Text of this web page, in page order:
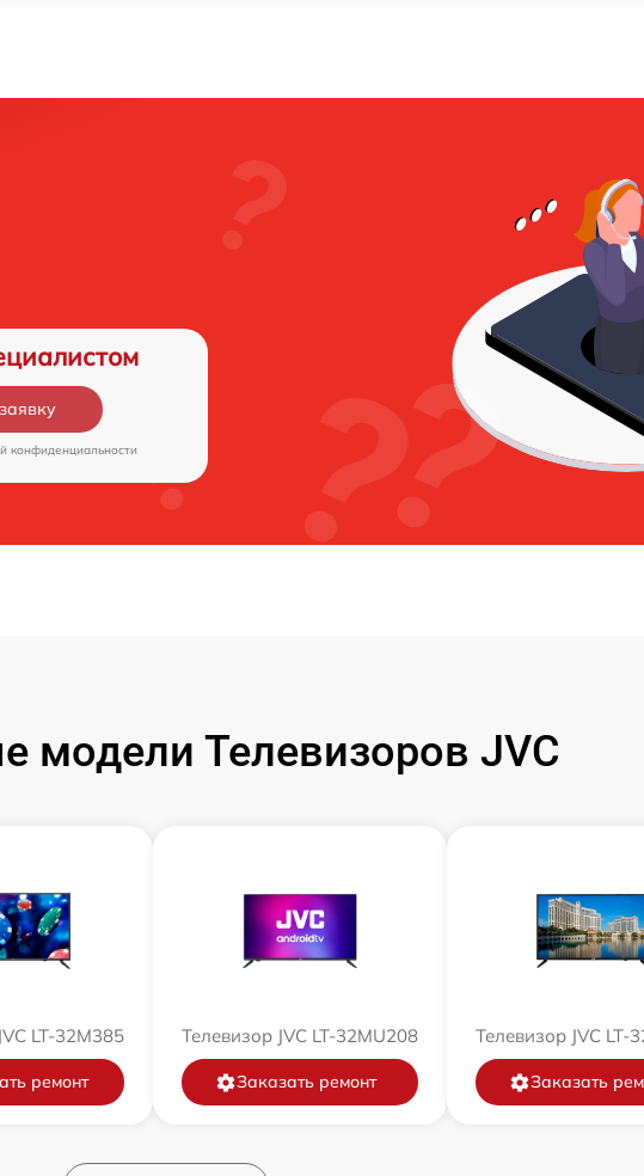
конфиденциальности
модели Телевизоров JVC
LT-32M385
ремонт
Телевизор JVC LT-32MU208
Заказать ремонт
Телевизор JVC LT-
Заказать